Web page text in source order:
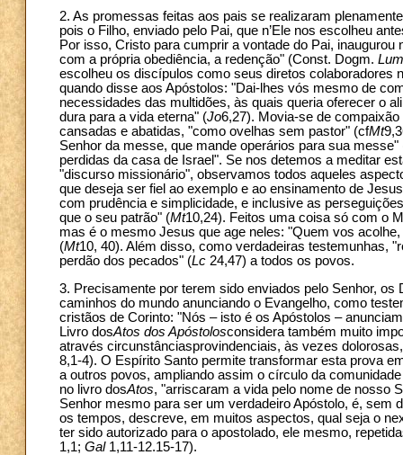
2. As promessas feitas aos pais se realizaram
pois o Filho, enviado pelo Pai, que n’Ele nos escolheu
Por isso, Cristo para cumprir a vontade do Pai,
com a própria obediência, a redenção" (Const. Dogm.
escolheu os discípulos como seus diretos colaboradores
quando disse aos Apóstolos: "Dai-lhes vós mesmo de
necessidades das multidões, às quais queria oferecer o
dura para a vida eterna" (Jo6,27). Movia-se de
cansadas e abatidas, "como ovelhas sem pastor" (cfMt
Senhor da messe, que mande operários para sua messe"
perdidas da casa de Israel". Se nos detemos a meditar
"discurso missionário", observamos todos aqueles
que deseja ser fiel ao exemplo e ao ensinamento de
com prudência e simplicidade, e inclusive as
que o seu patrão" (Mt10,24). Feitos uma coisa só com o
mas é o mesmo Jesus que age neles: "Quem vos
(Mt10, 40). Além disso, como verdadeiras testemunhas,
perdão dos pecados" (Lc 24,47) a todos os povos.
3. Precisamente por terem sido enviados pelo Senhor,
caminhos do mundo anunciando o Evangelho, como
cristãos de Corinto: "Nós – isto é os Apóstolos –
Livro dosAtos dos Apóstolosconsidera também muito
através circunstânciasprovindenciais, às vezes
8,1-4). O Espírito Santo permite transformar esta prova
a outros povos, ampliando assim o círculo da
no livro dosAtos, "arriscaram a vida pelo nome de nosso
Senhor mesmo para ser um verdadeiro Apóstolo, é, sem
os tempos, descreve, em muitos aspectos, qual seja o
ter sido autorizado para o apostolado, ele mesmo,
1,1; Gal1,11-12.15-17).